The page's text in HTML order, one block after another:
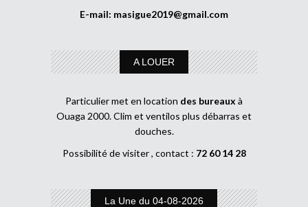
E-mail: masigue2019@gmail.com
A LOUER
Particulier met en location des bureaux à
Ouaga 2000. Clim et ventilos plus débarras et
douches.
Possibilité de visiter , contact : 72 60 14 28
La Une du 04-08-2026